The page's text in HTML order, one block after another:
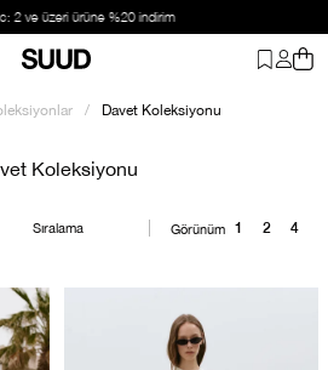
2 ve üzeri ürüne %20 indirim
Davet Koleksiyonu
Koleksiyonu
Sıralama